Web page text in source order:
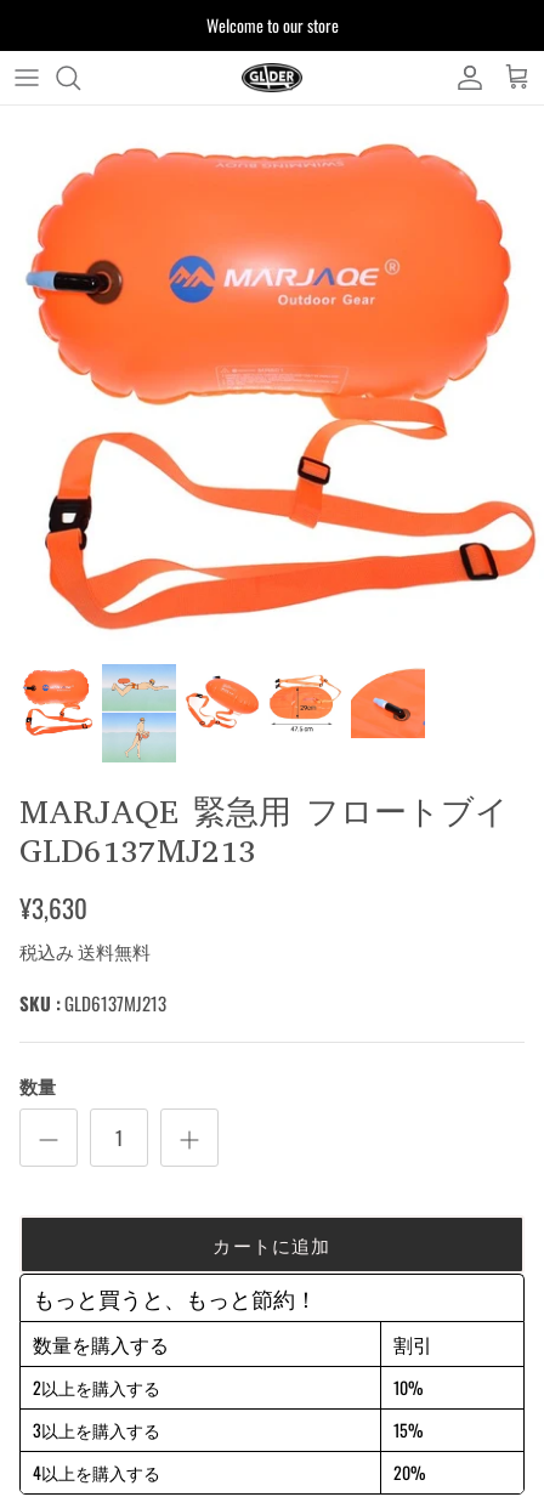
ッ
Welcome to our store
お客様からいただいたご質問をまとめており
注文について 製品について
MARJAQE 緊急用 フロートブイ
GLD6137MJ213
¥3,630
税込み 送料無料
SKU :GLD6137MJ213
数量
カートに追加
もっと買うと、もっと節約！
数量を購入する 割引
2以上を購入する
10%
3以上を購入する
15%
4以上を購入する
20%